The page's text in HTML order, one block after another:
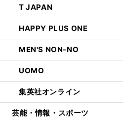
T JAPAN
HAPPY PLUS ONE
MEN'S NON-NO
UOMO
集英社オンライン
芸能・情報・スポーツ